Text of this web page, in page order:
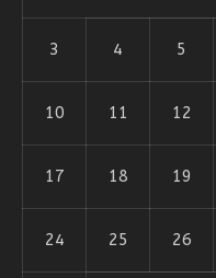
3 4 5
10 11 12
17 18 19
24 25 26